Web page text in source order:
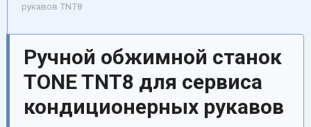
рукавов TNT8
Ручнoй обжимной станок
TONE TNT8 для сервиса
кондиционерных рукавов